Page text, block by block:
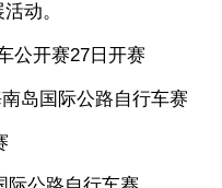
动。
公开赛27日开赛
岛国际公路自行车赛